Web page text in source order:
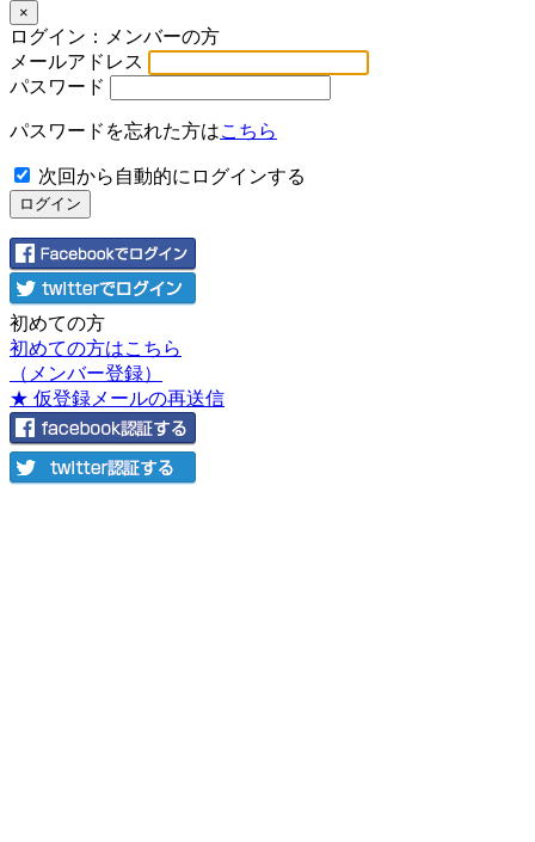
×
ログイン：メンバーの方
メールアドレス
パスワード
パスワードを忘れた方はこちら
次回から自動的にログインする
初めての方
初めての方はこちら
（メンバー登録）
★ 仮登録メールの再送信